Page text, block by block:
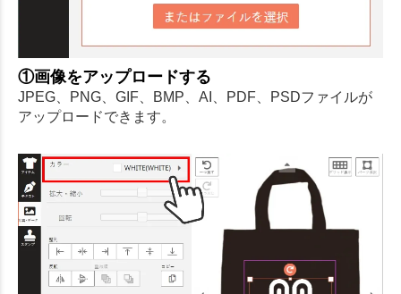
①画像をアップロードする
JPEG、PNG、GIF、BMP、AI、PDF、PSDファイルが
アップロードできます。